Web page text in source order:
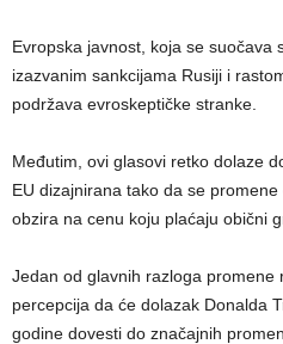
Evropska javnost, koja se suočava
izazvanim sankcijama Rusiji i
podržava evroskeptičke stranke.
Međutim, ovi glasovi retko dolaze
EU dizajnirana tako da se
obzira na cenu koju plaćaju obični
Jedan od glavnih razloga promene
percepcija da će dolazak Donalda
godine dovesti do značajnih